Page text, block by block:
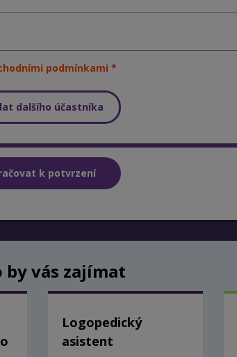
podmínkami
dalšího účastníka
by vás zajímat
Logopedický
asistent